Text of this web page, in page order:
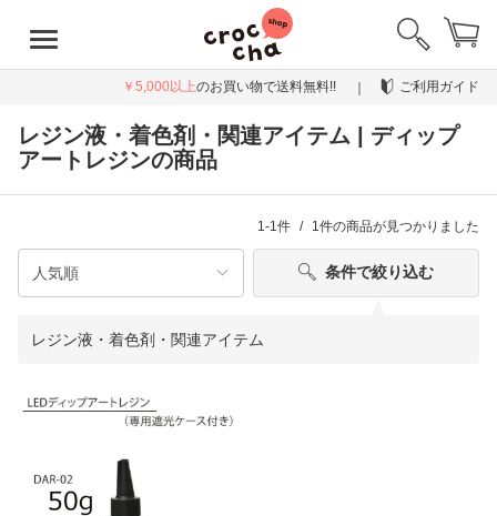
￥5,000以上のお買い物で送料無料!! ご利用ガイド
レジン液・着色剤・関連アイテム | ディップ
アートレジンの商品
1-1件 1件の商品が見つかりました
条件で絞り込む
レジン液・着色剤・関連アイテム